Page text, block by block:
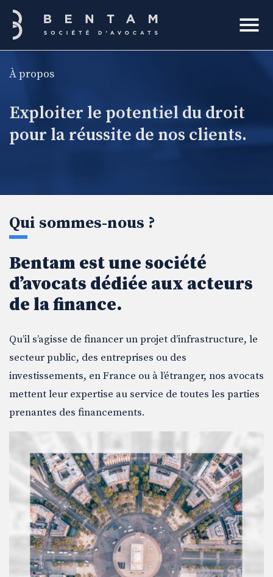
Bentam
À propos
Exploiter le potentiel du droit
pour la réussite de nos clients.
Qui sommes-nous ?
Bentam est une société
d’avocats dédiée aux acteurs
de la finance.
Qu’il s’agisse de financer un projet d’infrastructure, le
secteur public, des entreprises ou des
investissements, en France ou à l’étranger, nos avocats
mettent leur expertise au service de toutes les parties
prenantes des financements.